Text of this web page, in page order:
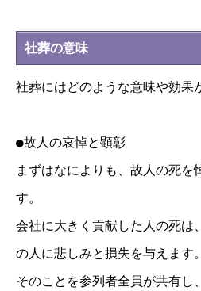
社葬の意味
社葬にはどのような意味や効果
●故人の哀悼と顕彰
まずはなによりも、故人の死を
す。
会社に大きく貢献した人の死は
の人に悲しみと損失を与えます。
そのことを参列者全員が共有し